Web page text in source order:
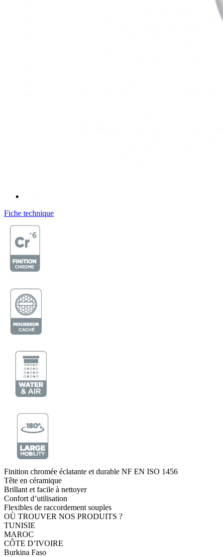
Fiche technique
Finition chromée éclatante et durable NF EN ISO 1456
Tête en céramique
Brillant et facile à nettoyer
Confort d’utilisation
Flexibles de raccordement souples
OÙ TROUVER NOS PRODUITS ?
TUNISIE
MAROC
CÔTE D’IVOIRE
Burkina Faso